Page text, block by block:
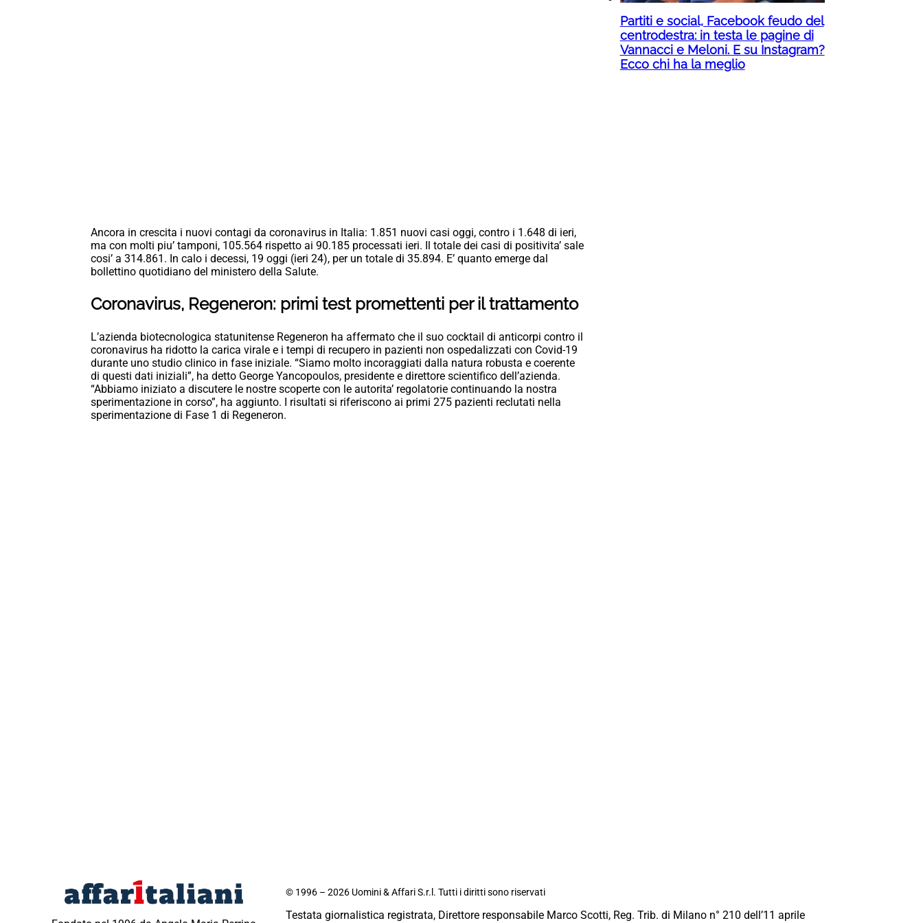
Ancora in crescita i nuovi contagi da coronavirus in Italia: 1.851 nuovi casi oggi, contro i 1.648 di ieri,
ma con molti piu’ tamponi, 105.564 rispetto ai 90.185 processati ieri. Il totale dei casi di positivita’ sale
cosi’ a 314.861. In calo i decessi, 19 oggi (ieri 24), per un totale di 35.894. E’ quanto emerge dal
bollettino quotidiano del ministero della Salute.
Coronavirus, Regeneron: primi test promettenti per il trattamento
L’azienda biotecnologica statunitense Regeneron ha affermato che il suo cocktail di anticorpi contro il
coronavirus ha ridotto la carica virale e i tempi di recupero in pazienti non ospedalizzati con Covid-19
durante uno studio clinico in fase iniziale. “Siamo molto incoraggiati dalla natura robusta e coerente
di questi dati iniziali”, ha detto George Yancopoulos, presidente e direttore scientifico dell’azienda.
“Abbiamo iniziato a discutere le nostre scoperte con le autorita’ regolatorie continuando la nostra
sperimentazione in corso”, ha aggiunto. I risultati si riferiscono ai primi 275 pazienti reclutati nella
sperimentazione di Fase 1 di Regeneron.
Partiti e social, Facebook feudo del
centrodestra: in testa le pagine di
Vannacci e Meloni. E su Instagram?
Ecco chi ha la meglio
© 1996 – 2026 Uomini & Affari S.r.l. Tutti i diritti sono riservati
Testata giornalistica registrata, Direttore responsabile Marco Scotti, Reg. Trib. di Milano n° 210 dell’11 aprile